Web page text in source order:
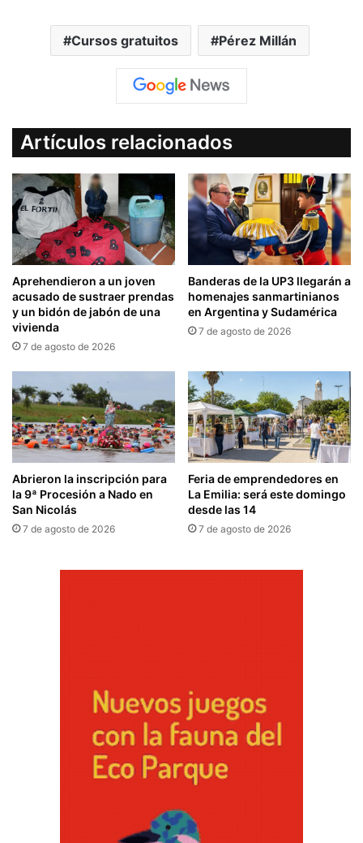
Cursos gratuitos Pérez Millán
Artículos relacionados
Aprehendieron a un joven
acusado de sustraer prendas
y un bidón de jabón de una
vivienda
7 de agosto de 2026
Banderas de la UP3 llegarán a
homenajes sanmartinianos
en Argentina y Sudamérica
7 de agosto de 2026
Abrieron la inscripción para
la 9ª Procesión a Nado en
San Nicolás
7 de agosto de 2026
Feria de emprendedores en
La Emilia: será este domingo
desde las 14
7 de agosto de 2026